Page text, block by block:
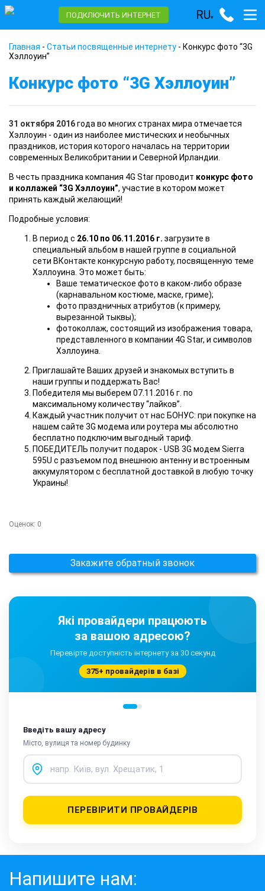
ПОДКЛЮЧИТЬ ИНТЕРНЕТ RU▾
Главная - Статьи посвященные интернету - Конкурс фото “3G
Хэллоуин”
Конкурс фото “3G Хэллоуин”
31 октября 2016года во многих странах мира отмечается
Хэллоуин - один из наиболее мистических и необычных
праздников, история которого началась на территории
современных Великобритании и Северной Ирландии.
В честь праздника компания 4G Star проводит конкурс фото
и коллажей “3G Хэллоуин”, участие в котором может
принять каждый желающий!
Подробные условия:
В период с 26.10 по 06.11.2016 г. загрузите в
специальный альбом в нашей группе в социальной
сети ВКонтакте конкурсную работу, посвященную теме
Хэллоуина. Это может быть:
Ваше тематическое фото в каком-либо образе
(карнавальном костюме, маске, гриме);
фото праздничных атрибутов (к примеру,
вырезанной тыквы);
фотоколлаж, состоящий из изображения товара,
представленного в компании 4G Star, и символов
Хэллоуина.
Приглашайте Ваших друзей и знакомых вступить в
наши группы и поддержать Вас!
Победителя мы выберем 07.11.2016 г. по
максимальному количеству “лайков”.
Каждый участник получит от нас БОНУС: при покупке на
нашем сайте 3G модема или роутера мы абсолютно
бесплатно подключим выгодный тариф.
ПОБЕДИТЕЛЬ получит подарок - USB 3G модем Sierra
595U с разъемом под внешнюю антенну и встроенным
аккумулятором с бесплатной доставкой в любую точку
Украины!
Оценок: 0
Закажите обратный звонок
Які провайдери працюють
за вашою адресою?
Перевірте доступність інтернету за 30 секунд
375+ провайдерів в базі
Введіть вашу адресу
Місто, вулиця та номер будинку
ПЕРЕВІРИТИ ПРОВАЙДЕРІВ
Напишите нам: